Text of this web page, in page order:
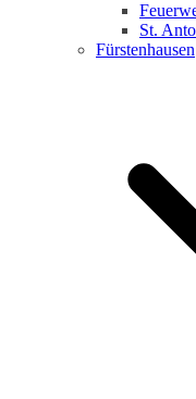
St.
Fürstenhausen